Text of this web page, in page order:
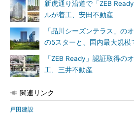
新虎通り沿道で「ZEB
ルが着工、安田不動産
「品川シーズンテラス」の
の5スターと、国内最大規模
「ZEB Ready」認証取得の
工、三井不動産
関連リンク
戸田建設